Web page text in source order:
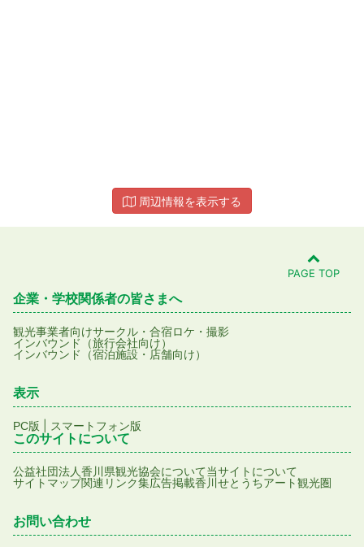
周辺情報を表示する
PAGE TOP
企業・学校関係者の皆さまへ
観光事業者向けサークル・合宿ロケ・撮影
インバウンド（旅行会社向け）
インバウンド（宿泊施設・店舗向け）
表示
PC版 スマートフォン版
このサイトについて
公益社団法人香川県観光協会について当サイトについて
サイトマップ関連リンク集広告掲載香川せとうちアート観光圏
お問い合わせ